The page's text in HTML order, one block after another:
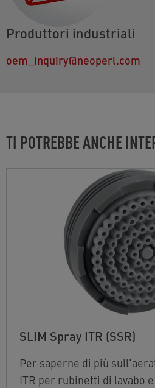
Produttori industriali
oem_inquiry@neoperl.com
TI POTREBBE ANCHE
SLIM Spray ITR (SSR)
Per saperne di più
ITR per rubinetti di lavabo